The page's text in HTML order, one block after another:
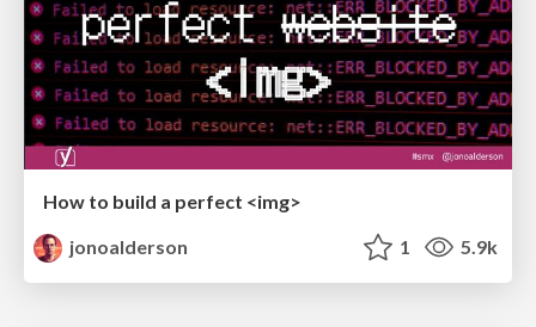
How to build a perfect <img>
jonoalderson
1 5.9k